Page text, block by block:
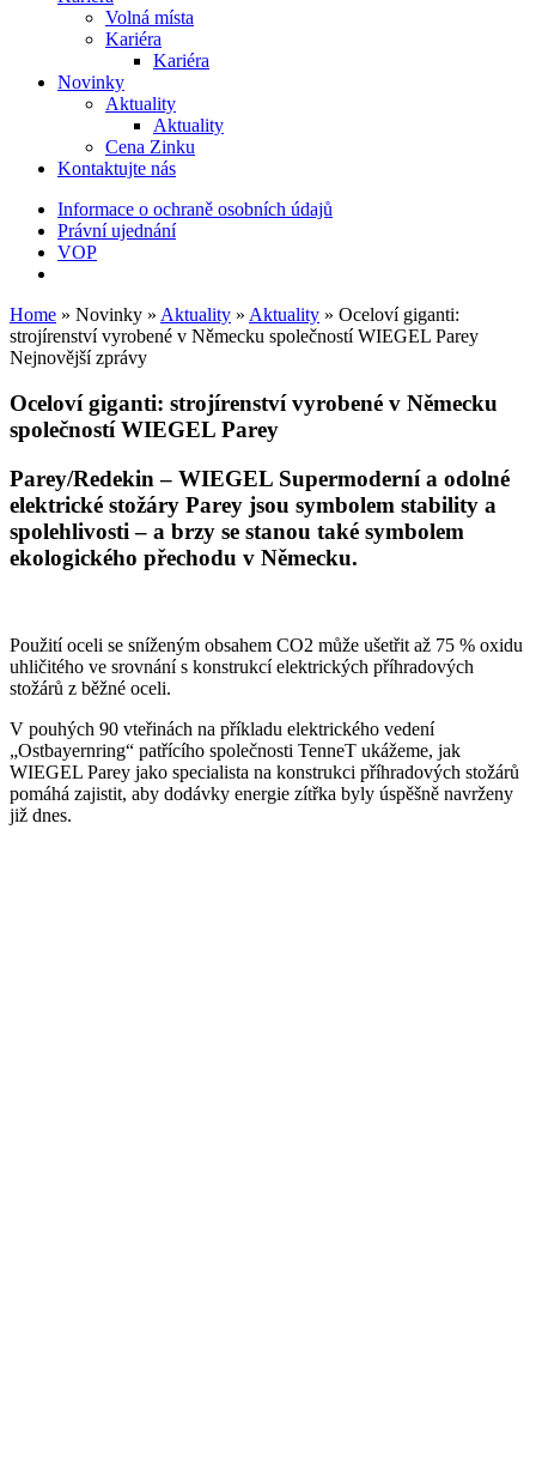
Volná místa
Kariéra
Kariéra
Novinky
Aktuality
Aktuality
Cena Zinku
Kontaktujte nás
Informace o ochraně osobních údajů
Právní ujednání
VOP
Home » Novinky » Aktuality » Aktuality » Oceloví giganti:
strojírenství vyrobené v Německu společností WIEGEL Parey
Nejnovější zprávy
Oceloví giganti: strojírenství vyrobené v Německu
společnostíWIEGEL Parey
Parey/Redekin – WIEGEL Supermoderní a odolné
elektrické stožáry Parey jsou symbolem stability a
spolehlivosti – a brzy se stanou také symbolem
ekologického přechodu v Německu.
Použití oceli se sníženým obsahem CO2 může ušetřit až 75 % oxidu
uhličitého ve srovnání s konstrukcí elektrických příhradových
stožárů z běžné oceli.
V pouhých 90 vteřinách na příkladu elektrického vedení
„Ostbayernring“ patřícího společnosti TenneT ukážeme, jak
WIEGEL Parey jako specialista na konstrukci příhradových stožárů
pomáhá zajistit, aby dodávky energie zítřka byly úspěšně navrženy
již dnes.